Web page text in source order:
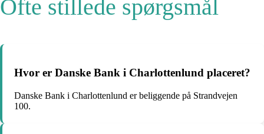
Ofte stillede spørgsmål
Hvor er Danske Bank i Charlottenlund placeret?
Danske Bank i Charlottenlund er beliggende på Strandvejen
100.